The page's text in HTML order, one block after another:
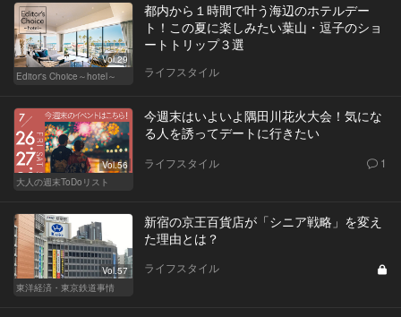
Vol.29
Editor's Choice～hotel～
都内から１時間で叶う海辺のホテルデー
ト！この夏に楽しみたい葉山・逗子のショ
ートトリップ３選
ライフスタイル
Vol.56
大人の週末ToDoリスト
今週末はいよいよ隅田川花火大会！気にな
る人を誘ってデートに行きたい
ライフスタイル 1
Vol.57
東洋経済・東京鉄道事情
新宿の京王百貨店が「シニア戦略」を変え
た理由とは？
ライフスタイル